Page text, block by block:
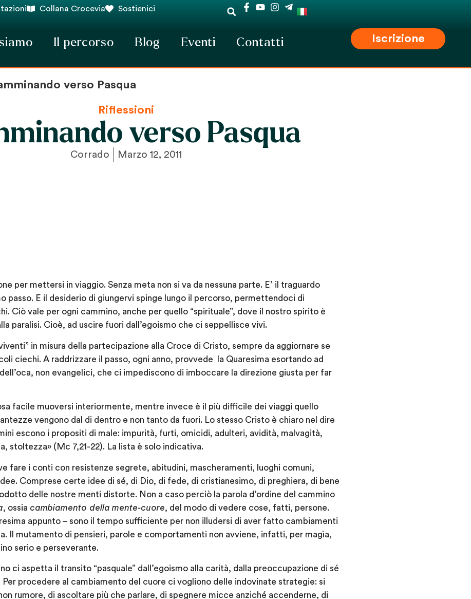
Collana Crocevia Sostienici
Il percorso Blog Eventi Contatti Iscrizione
verso Pasqua
Riflessioni
verso Pasqua
Corrado Marzo 12, 2011
per mettersi in viaggio. Senza meta non si va da nessuna parte. E’ il traguardo
passo. E il desiderio di giungervi spinge lungo il percorso, permettendoci di
Ciò vale per ogni cammino, anche per quello “spirituale”, dove il nostro spirito è
paralisi. Cioè, ad uscire fuori dall’egoismo che ci seppellisce vivi.
in misura della partecipazione alla Croce di Cristo, sempre da aggiornare se
ciechi. A raddrizzare il passo, ogni anno, provvede la Quaresima esortando ad
non evangelici, che ci impediscono di imboccare la direzione giusta per far
facile muoversi interiormente, mentre invece è il più difficile dei viaggi quello
vengono dal di dentro e non tanto da fuori. Lo stesso Cristo è chiaro nel dire
escono i propositi di male: impurità, furti, omicidi, adulteri, avidità, malvagità,
stoltezza» (Mc 7,21-22). La lista è solo indicativa.
fare i conti con resistenze segrete, abitudini, mascheramenti, luoghi comuni,
Comprese certe idee di sé, di Dio, di fede, di cristianesimo, di preghiera, di bene
delle nostre menti distorte. Non a caso perciò la parola d’ordine del cammino
, ossia cambiamento della mente-cuore, del modo di vedere cose, fatti, persone.
appunto – sono il tempo sufficiente per non illudersi di aver fatto cambiamenti
Il mutamento di pensieri, parole e comportamenti non avviene, infatti, per magìa,
serio e perseverante.
ci aspetta il transito “pasquale” dall’egoismo alla carità, dalla preoccupazione di sé
Per procedere al cambiamento del cuore ci vogliono delle indovinate strategie: si
rumore, di ascoltare più che parlare, di spegnere micce anziché accenderne, di